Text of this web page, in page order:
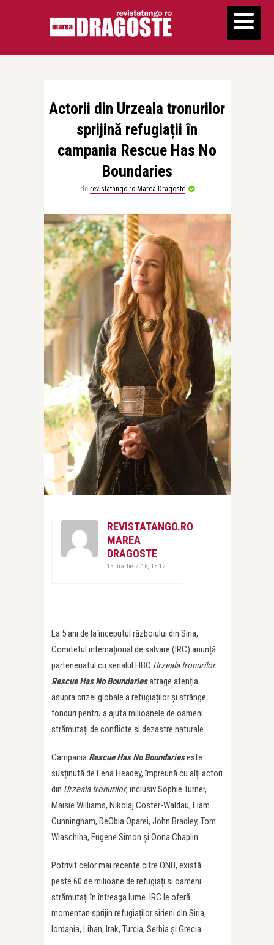
Actorii din Urzeala tronurilor
sprijină refugiații în
campania Rescue Has No
Boundaries
de revistatango.ro Marea Dragoste
REVISTATANGO.RO
MAREA
DRAGOSTE
15 martie 2016, 15:12
La 5 ani de la începutul războiului din Siria,
Comitetul internațional de salvare (IRC) anunță
parteneriatul cu serialul HBO Urzeala tronurilor.
Rescue Has No Boundariesatrage atenția
asupra crizei globale a refugiaților și strânge
fonduri pentru a ajuta milioanele de oameni
strămutați de conflicte și dezastre naturale.
Campania Rescue Has No Boundarieseste
susținută de Lena Headey, împreună cu alți actori
din Urzeala tronurilor, inclusiv Sophie Turner,
Maisie Williams, Nikolaj Coster-Waldau, Liam
Cunningham, DeObia Oparei, John Bradley, Tom
Wlaschiha, Eugene Simon și Oona Chaplin.
Potrivit celor mai recente cifre ONU, există
peste 60 de milioane de refugiați și oameni
strămutați în întreaga lume. IRC le oferă
momentan sprijin refugiaților sirieni din Siria,
Iordania, Liban, Irak, Turcia, Serbia și Grecia.